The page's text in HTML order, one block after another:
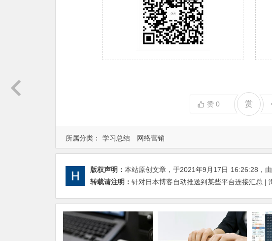
所属分类： 学习总结 网络营销
赞 0 赏
版权声明： 本站原创文章，于2021年9月17日 16:26:28 ，由
转载请注明： 针对日本博客自动推送到某些平台连接汇总 |